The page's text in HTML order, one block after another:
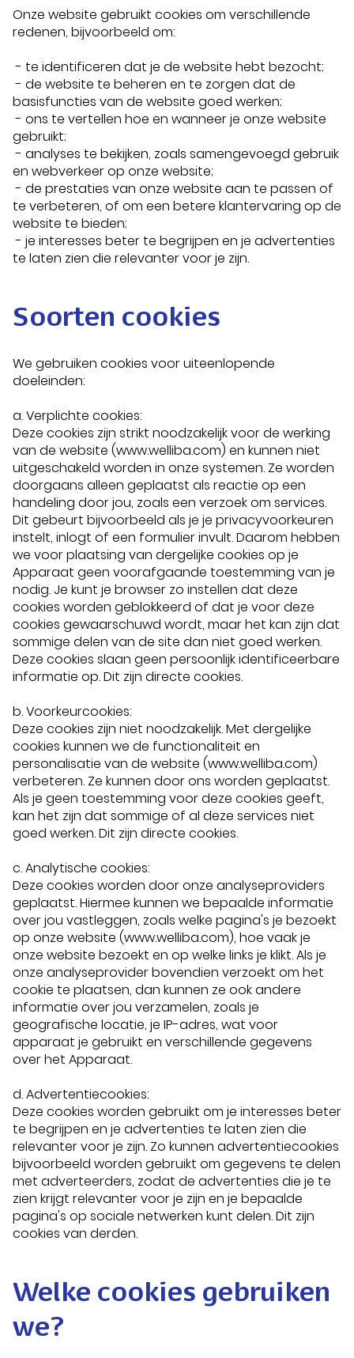
Onze website gebruikt cookies om verschillende
redenen, bijvoorbeeld om:
- te identificeren dat je de website hebt bezocht;
- de website te beheren en te zorgen dat de
basisfuncties van de website goed werken;
- ons te vertellen hoe en wanneer je onze website
gebruikt;
- analyses te bekijken, zoals samengevoegd gebruik
en webverkeer op onze website;
- de prestaties van onze website aan te passen of
te verbeteren, of om een betere klantervaring op de
website te bieden;
- je interesses beter te begrijpen en je advertenties
te laten zien die relevanter voor je zijn.
Soorten cookies
We gebruiken cookies voor uiteenlopende
doeleinden:
a. Verplichte cookies:
Deze cookies zijn strikt noodzakelijk voor de werking
van de website (www.welliba.com) en kunnen niet
uitgeschakeld worden in onze systemen. Ze worden
doorgaans alleen geplaatst als reactie op een
handeling door jou, zoals een verzoek om services.
Dit gebeurt bijvoorbeeld als je je privacyvoorkeuren
instelt, inlogt of een formulier invult. Daarom hebben
we voor plaatsing van dergelijke cookies op je
Apparaat geen voorafgaande toestemming van je
nodig. Je kunt je browser zo instellen dat deze
cookies worden geblokkeerd of dat je voor deze
cookies gewaarschuwd wordt, maar het kan zijn dat
sommige delen van de site dan niet goed werken.
Deze cookies slaan geen persoonlijk identificeerbare
informatie op. Dit zijn directe cookies.
b. Voorkeurcookies:
Deze cookies zijn niet noodzakelijk. Met dergelijke
cookies kunnen we de functionaliteit en
personalisatie van de website (www.welliba.com)
verbeteren. Ze kunnen door ons worden geplaatst.
Als je geen toestemming voor deze cookies geeft,
kan het zijn dat sommige of al deze services niet
goed werken. Dit zijn directe cookies.
c. Analytische cookies:
Deze cookies worden door onze analyseproviders
geplaatst. Hiermee kunnen we bepaalde informatie
over jou vastleggen, zoals welke pagina's je bezoekt
op onze website (www.welliba.com), hoe vaak je
onze website bezoekt en op welke links je klikt. Als je
onze analyseprovider bovendien verzoekt om het
cookie te plaatsen, dan kunnen ze ook andere
informatie over jou verzamelen, zoals je
geografische locatie, je IP-adres, wat voor
apparaat je gebruikt en verschillende gegevens
over het Apparaat.
d. Advertentiecookies:
Deze cookies worden gebruikt om je interesses beter
te begrijpen en je advertenties te laten zien die
relevanter voor je zijn. Zo kunnen advertentiecookies
bijvoorbeeld worden gebruikt om gegevens te delen
met adverteerders, zodat de advertenties die je te
zien krijgt relevanter voor je zijn en je bepaalde
pagina's op sociale netwerken kunt delen. Dit zijn
cookies van derden.
Welke cookies gebruiken
we?